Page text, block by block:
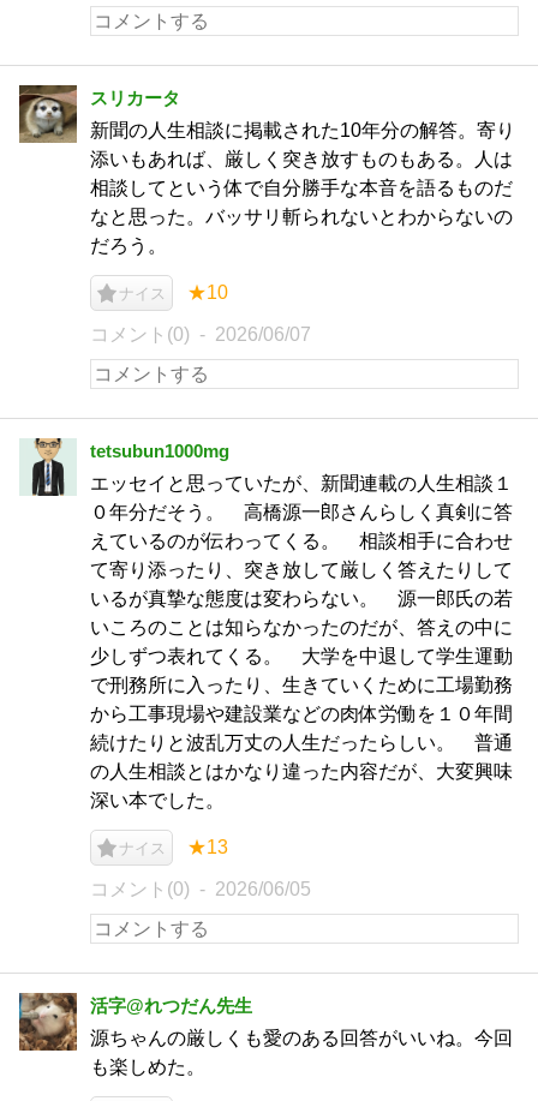
スリカータ
新聞の人生相談に掲載された10年分の解答。寄り
添いもあれば、厳しく突き放すものもある。人は
相談してという体で自分勝手な本音を語るものだ
なと思った。バッサリ斬られないとわからないの
だろう。
ナイス ★10
コメント(0) 2026/06/07
tetsubun1000mg
エッセイと思っていたが、新聞連載の人生相談１
０年分だそう。 高橋源一郎さんらしく真剣に答
えているのが伝わってくる。 相談相手に合わせ
て寄り添ったり、突き放して厳しく答えたりして
いるが真摯な態度は変わらない。 源一郎氏の若
いころのことは知らなかったのだが、答えの中に
少しずつ表れてくる。 大学を中退して学生運動
で刑務所に入ったり、生きていくために工場勤務
から工事現場や建設業などの肉体労働を１０年間
続けたりと波乱万丈の人生だったらしい。 普通
の人生相談とはかなり違った内容だが、大変興味
深い本でした。
ナイス ★13
コメント(0) 2026/06/05
活字@れつだん先生
源ちゃんの厳しくも愛のある回答がいいね。今回
も楽しめた。